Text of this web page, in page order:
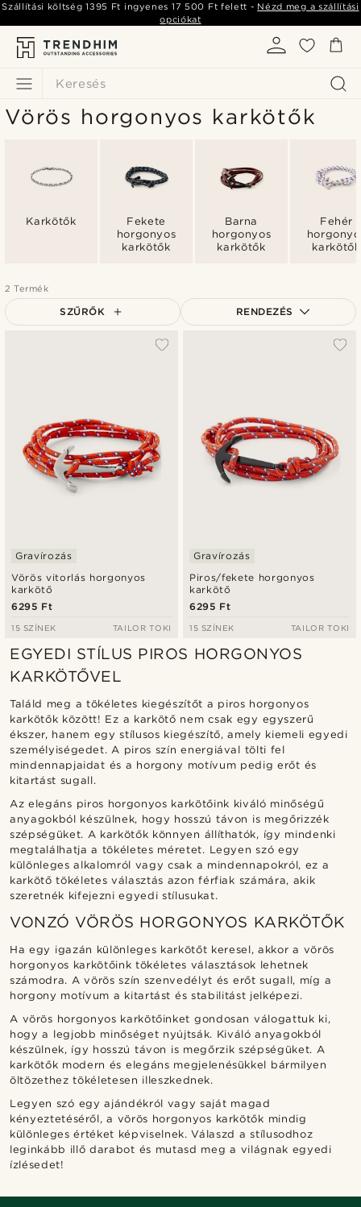
Keresés
Szállítási költség1395 Ft ingyenes 17 500 Ft felett - Nézd meg a szállítási
opciókat
Vörös horgonyos karkötők
Karkötők
Fekete
horgonyos
karkötők
Barna
horgonyos
karkötők
Fehér
karkötők
2 Termék
SZŰRŐK RENDEZÉS
Vörös vitorlás horgonyos
karkötő
Gravírozás
6295 Ft
15 SZÍNEK TAILOR TOKI
Piros/fekete horgonyos
karkötő
Gravírozás
6295 Ft
15 SZÍNEK TAILOR TOKI
EGYEDI STÍLUS PIROS HORGONYOS
KARKÖTŐVEL
Találd meg a tökéletes kiegészítőt a piros horgonyos
karkötők között! Ez a karkötő nem csak egy egyszerű
ékszer, hanem egy stílusos kiegészítő, amely kiemeli egyedi
személyiségedet. A piros szín energiával tölti fel
mindennapjaidat és a horgony motívum pedig erőt és
kitartást sugall.
Az elegáns piros horgonyos karkötőink kiváló minőségű
anyagokból készülnek, hogy hosszú távon is megőrizzék
szépségüket. A karkötők könnyen állíthatók, így mindenki
megtalálhatja a tökéletes méretet. Legyen szó egy
különleges alkalomról vagy csak a mindennapokról, ez a
karkötő tökéletes választás azon férfiak számára, akik
szeretnék kifejezni egyedi stílusukat.
VONZÓ VÖRÖS HORGONYOS KARKÖTŐK
Ha egy igazán különleges karkötőt keresel, akkor a vörös
horgonyos karkötőink tökéletes választások lehetnek
számodra. A vörös szín szenvedélyt és erőt sugall, míg a
horgony motívum a kitartást és stabilitást jelképezi.
A vörös horgonyos karkötőinket gondosan válogattuk ki,
hogy a legjobb minőséget nyújtsák. Kiváló anyagokból
készülnek, így hosszú távon is megőrzik szépségüket. A
karkötők modern és elegáns megjelenésükkel bármilyen
öltözethez tökéletesen illeszkednek.
Legyen szó egy ajándékról vagy saját magad
kényeztetéséről, a vörös horgonyos karkötők mindig
különleges értéket képviselnek. Válaszd a stílusodhoz
leginkább illő darabot és mutasd meg a világnak egyedi
ízlésedet!